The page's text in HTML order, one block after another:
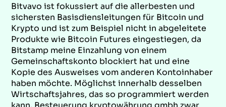
Bitvavo ist fokussiert auf die allerbesten und
sichersten Basisdiensleitungen für Bitcoin und
Krypto und ist zum Beispiel nicht in abgeleitete
Produkte wie Bitcoin Futures eingestiegen, da
Bitstamp meine Einzahlung von einem
Gemeinschaftskonto blockiert hat und eine
Kopie des Ausweises vom anderen Kontoinhaber
haben möchte. Möglichst innerhalb desselben
Wirtschaftsjahres, das so programmiert werden